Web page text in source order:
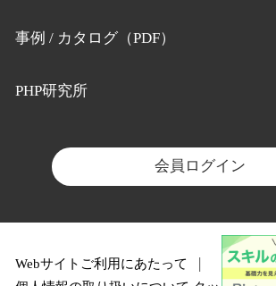
事例 / カタログ（PDF）
PHP研究所
会員ログイン
Webサイトご利用にあたって